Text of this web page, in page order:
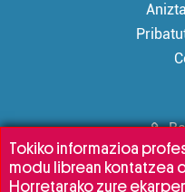
Tokiko informazioa
modu librean kontatzea
Horretarako zure